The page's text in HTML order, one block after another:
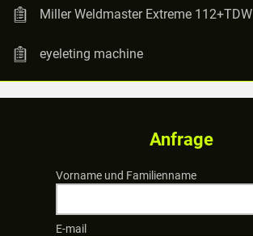
Miller Weldmaster Extreme 112+TDW
eyeleting machine
Anfrage
Vorname und Familienname
E-mail